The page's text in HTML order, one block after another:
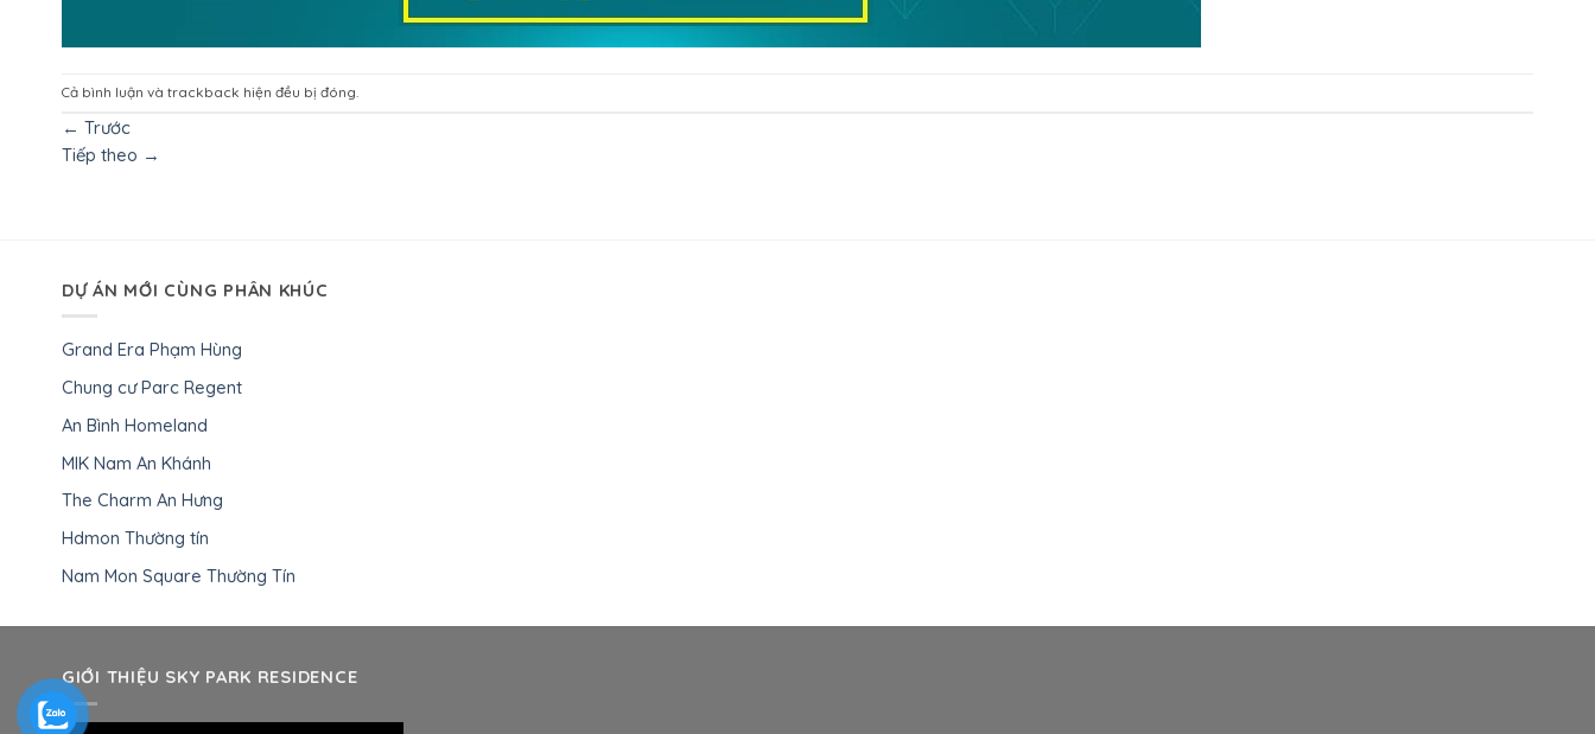
Cả bình luận và trackback hiện đều bị đóng.
← Trước
Tiếp theo →
DỰ ÁN MỚI CÙNG PHÂN KHÚC
Grand Era Phạm Hùng
Chung cư Parc Regent
An Bình Homeland
MIK Nam An Khánh
The Charm An Hưng
Hdmon Thường tín
Nam Mon Square Thường Tín
GIỚI THIỆU SKY PARK RESIDENCE